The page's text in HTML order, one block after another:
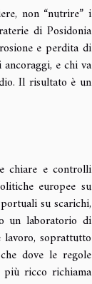
non “nutrire” i
di Posidonia
e perdita di
e chi va
Il risultato è un
chiare e controlli
europee su
su scarichi,
un laboratorio di
lavoro, soprattutto
dove le regole
più ricco richiama